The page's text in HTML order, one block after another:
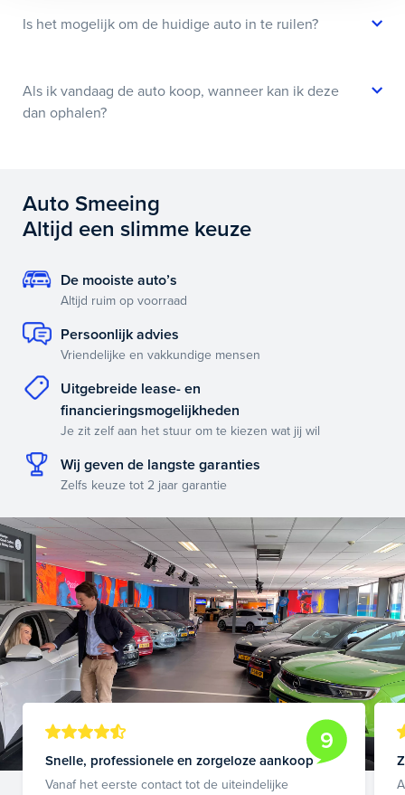
Is het mogelijk om de huidige auto in te ruilen?
Als ik vandaag de auto koop, wanneer kan ik deze
dan ophalen?
Auto Smeeing
Altijd een slimme keuze
De mooiste auto’s
Altijd ruim op voorraad
Persoonlijk advies
Vriendelijke en vakkundige mensen
Uitgebreide lease- en
financieringsmogelijkheden
Je zit zelf aan het stuur om te kiezen wat jij wil
Wij geven de langste garanties
Zelfs keuze tot 2 jaar garantie
9
Snelle, professionele en zorgeloze aankoop
Vanaf het eerste contact tot de uiteindelijke